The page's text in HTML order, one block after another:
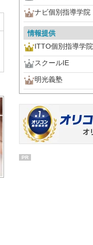
ナビ個別指導学院
情報提供
ITTO個別指導学院
スクールIE
明光義塾
PR